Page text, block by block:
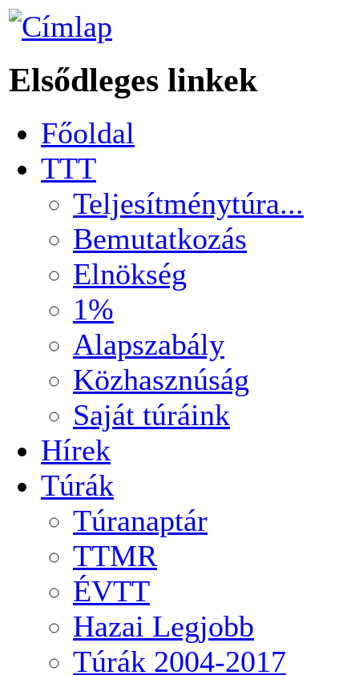
Elsődleges linkek
Főoldal
TTT
Teljesítménytúra...
Bemutatkozás
Elnökség
1%
Alapszabály
Közhasznúság
Saját túráink
Hírek
Túrák
Túranaptár
TTMR
ÉVTT
Hazai Legjobb
Túrák 2004-2017